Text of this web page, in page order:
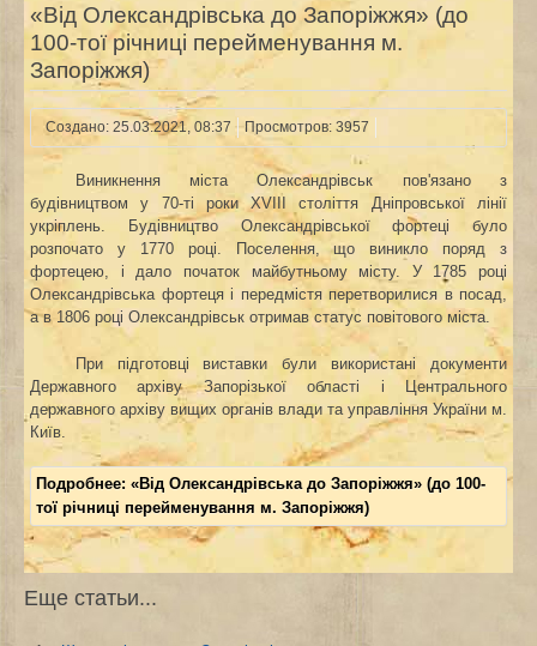
«Від Олександрівська до Запоріжжя» (до
100-тої річниці перейменування м.
Запоріжжя)
Создано: 25.03.2021, 08:37 Просмотров: 3957
Виникнення міста Олександрівськ пов'язано з
будівництвом у 70-ті роки XVIII століття Дніпровської лінії
укріплень. Будівництво Олександрівської фортеці було
розпочато у 1770 році. Поселення, що виникло поряд з
фортецею, і дало початок майбутньому місту. У 1785 році
Олександрівська фортеця і передмістя перетворилися в посад,
а в 1806 році Олександрівськ отримав статус повітового міста.
При підготовці виставки були використані документи
Державного архіву Запорізької області і Центрального
державного архіву вищих органів влади та управління України м.
Київ.
Подробнее: «Від Олександрівська до Запоріжжя» (до 100-
тої річниці перейменування м. Запоріжжя)
Еще статьи...